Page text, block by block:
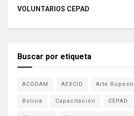
VOLUNTARIOS CEPAD
Buscar por etiqueta
ACODAM AEXCID Arte
Bolivia Capacitación CEPAD